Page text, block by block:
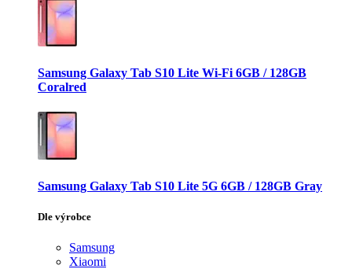
Samsung Galaxy Tab S10 Lite Wi-Fi 6GB / 128GB
Coralred
Samsung Galaxy Tab S10 Lite 5G 6GB / 128GB Gray
Dle výrobce
Samsung
Xiaomi